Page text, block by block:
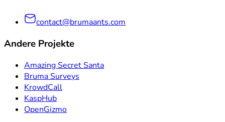
contact@brumaants.com
Andere Projekte
Amazing Secret Santa
Bruma Surveys
KrowdCall
KaspHub
OpenGizmo